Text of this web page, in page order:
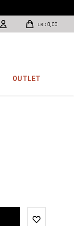
OUTLET
USD 0,00